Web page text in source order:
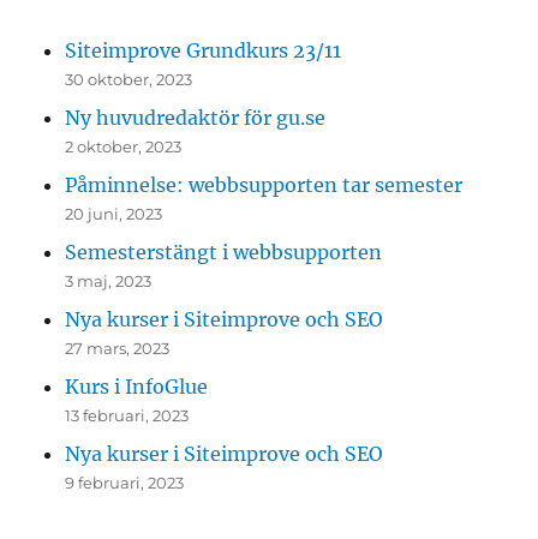
Siteimprove Grundkurs 23/11
30 oktober, 2023
Ny huvudredaktör för gu.se
2 oktober, 2023
Påminnelse: webbsupporten tar semester
20 juni, 2023
Semesterstängt i webbsupporten
3 maj, 2023
Nya kurser i Siteimprove och SEO
27 mars, 2023
Kurs i InfoGlue
13 februari, 2023
Nya kurser i Siteimprove och SEO
9 februari, 2023